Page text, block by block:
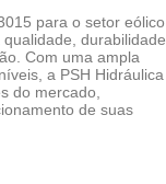
para o setor eólico
durabilidade
Com uma ampla
a PSH Hidráulica
do mercado,
de suas